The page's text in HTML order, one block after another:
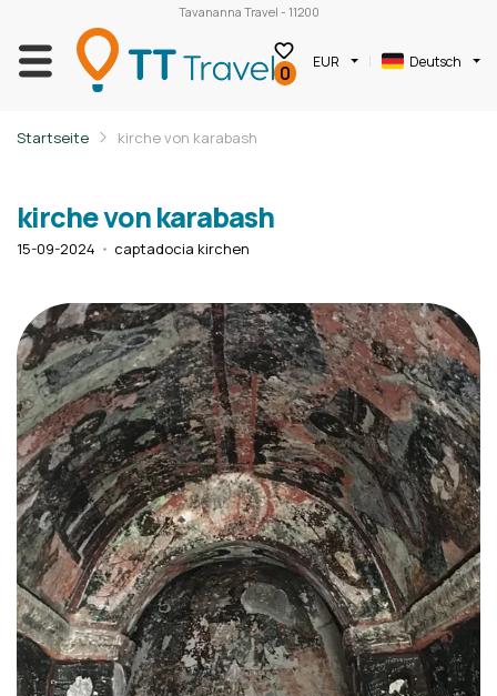
Tavananna Travel - 11200
0 EUR Deutsch
Startseite kirche von karabash
kirche von karabash
15-09-2024 captadocia kirchen